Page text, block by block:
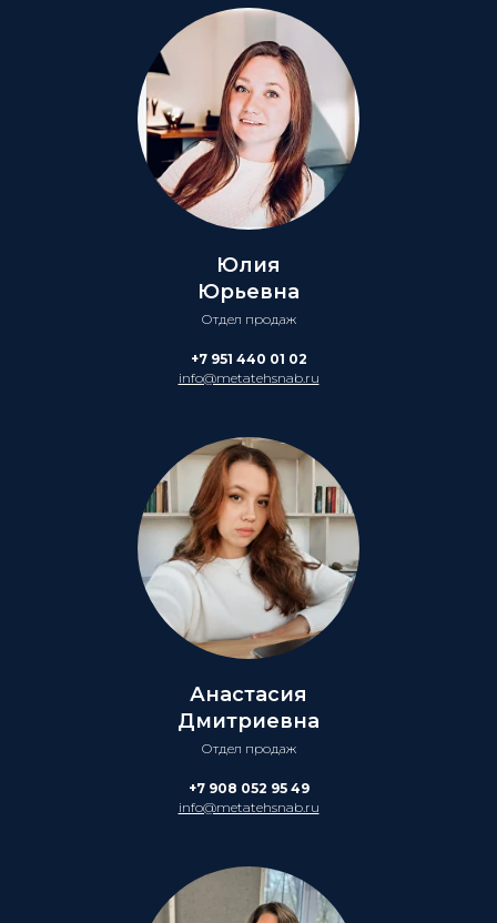
Юлия
Юрьевна
Отдел продаж
+7 951 440 01 02
info@metatehsnab.ru
Анастасия
Дмитриевна
Отдел продаж
+7 908 052 95 49
info@metatehsnab.ru